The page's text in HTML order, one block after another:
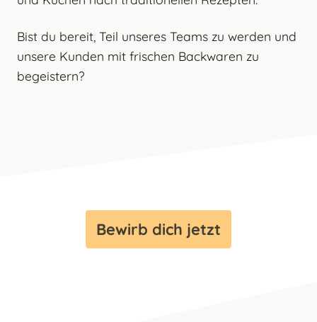
Bist du bereit, Teil unseres Teams zu werden und
unsere Kunden mit frischen Backwaren zu
begeistern?
Bewirb dich jetzt